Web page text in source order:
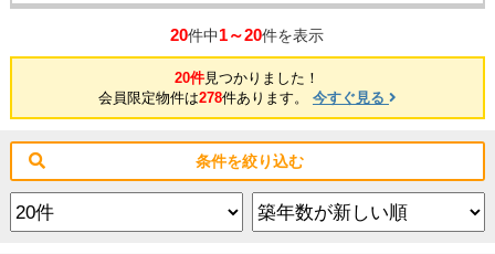
20件中1～20件を表示
20件見つかりました！
会員限定物件は278件あります。 今すぐ見る
条件を絞り込む